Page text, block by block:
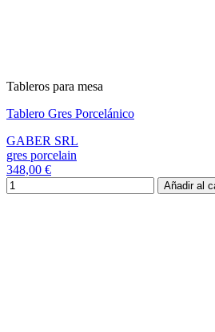
Tableros para mesa
Tablero Gres Porcelánico
GABER SRL
gres porcelain
348,00 €
Añadir al